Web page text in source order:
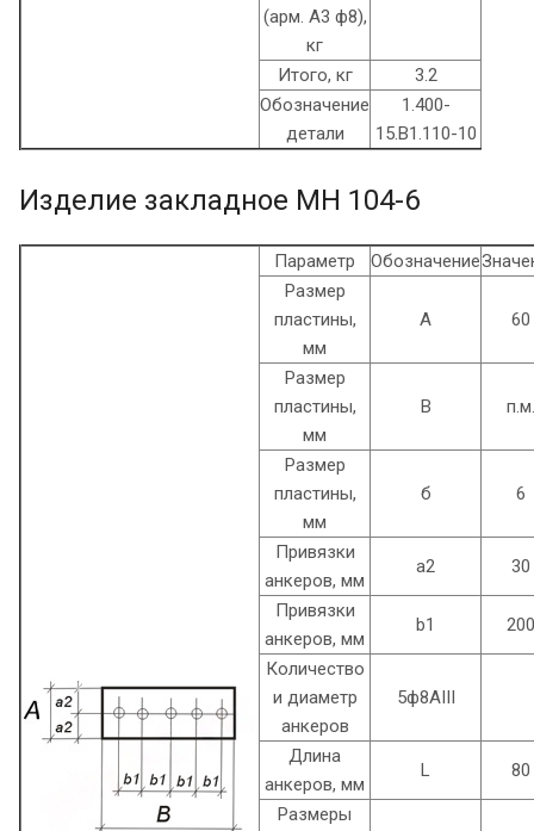
(арм. A3 ф8),
кг
Итого, кг
3.2
Обозначение
детали
1.400-
15.B1.110-10
Изделие закладное МН 104-6
Параметр Обозначение
Размер
пластины,
мм
А 60
Размер
пластины,
мм
B п.м.
Размер
пластины,
мм
б 6
Привязки
анкеров, мм
а2 30
Привязки
анкеров, мм
b1 200
Количество
и диаметр
анкеров
5ф8AIII
Длина
анкеров, мм
L 80
Размеры